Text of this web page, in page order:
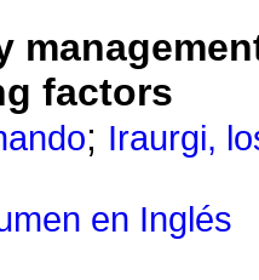
factors
; Iraurgi,
en Inglés